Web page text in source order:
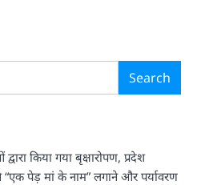
Search
किया गया बृक्षारोपण, प्रदेश
ने “एक पेड़ मां के नाम” लगाने और पर्यावरण